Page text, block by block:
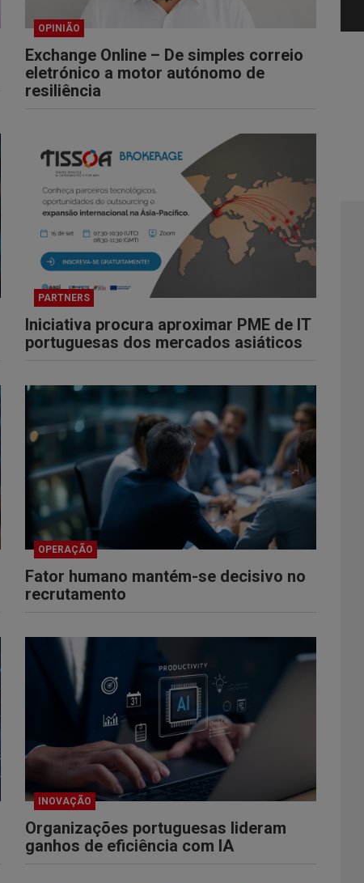
OPINIÃO
Exchange Online – De simples correio
eletrónico a motor autónomo de
resiliência
PARTNERS
Iniciativa procura aproximar PME de IT
portuguesas dos mercados asiáticos
OPERAÇÃO
Fator humano mantém-se decisivo no
recrutamento
INOVAÇÃO
Organizações portuguesas lideram
ganhos de eficiência com IA